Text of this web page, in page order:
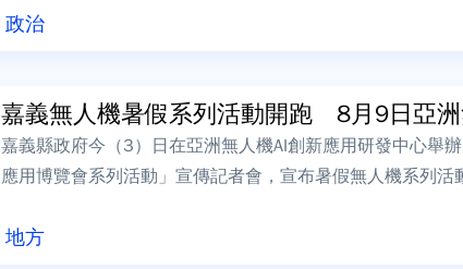
政治
地方
嘉義無人機暑假系列活動開跑 8月9日亞
嘉義縣政府今（3）日在亞洲無人機AI創新應用研發中心舉
應用博覽會系列活動」宣傳記者會，宣布暑假無人機系列